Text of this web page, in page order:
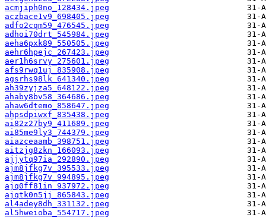
acmjiph0no_128434.jpeg
aczbace1v9_698405.jpeg
adfo2cqm59_476545.jpeg
adhoi70drt_545984.jpeg
aeha6pxk89_550505.jpeg
aehr6hpejc_267423.jpeg
aer1h6srvy_275601.jpeg
afs9rwq1uj_835908.jpeg
agsrhs98lk_641340.jpeg
ah39zyjza5_648122.jpeg
ahaby8bv58_364686.jpeg
ahaw6dtemo_858647.jpeg
ahpsdpiwxf_835438.jpeg
ai82z27by9_411689.jpeg
ai85me9ly3_744379.jpeg
aiazceaamb_398751.jpeg
aitzjg8zkn_166093.jpeg
ajjytq97ia_292890.jpeg
ajm8jfkg7v_395533.jpeg
ajm8jfkg7v_994895.jpeg
ajq0ff81in_937972.jpeg
ajqtk0n5jj_865843.jpeg
al4adey8dh_331132.jpeg
al5hweioba_554717.jpeg